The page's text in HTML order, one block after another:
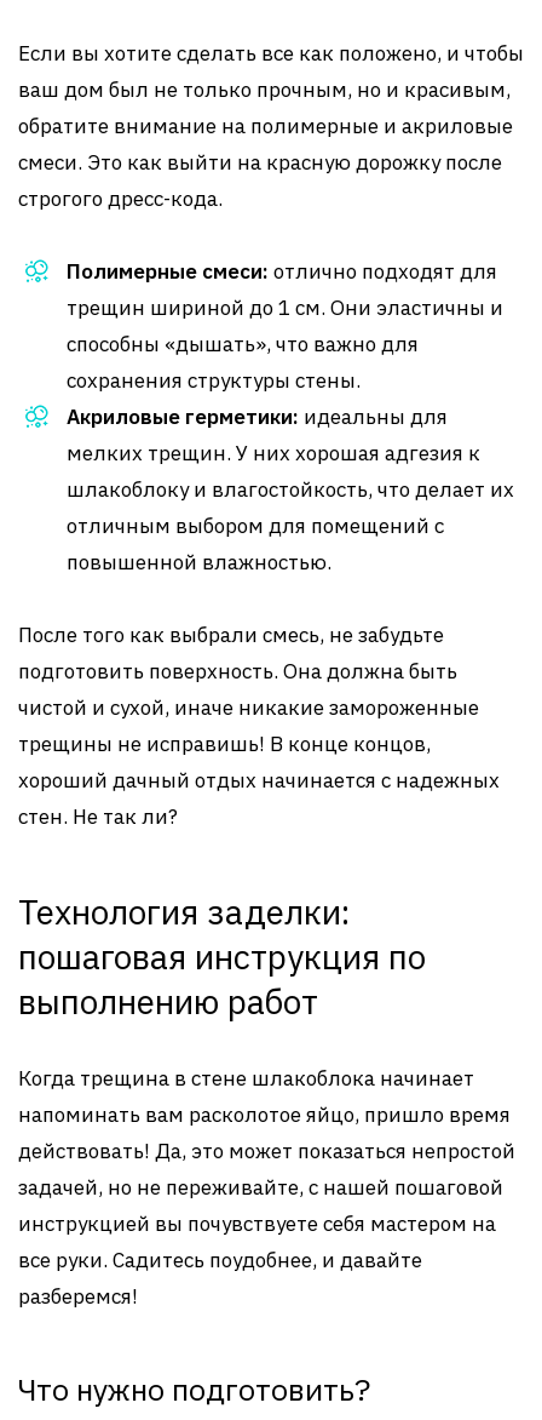
Если вы хотите сделать все как положено, и чтобы
ваш дом был не только прочным, но и красивым,
обратите внимание на полимерные и акриловые
смеси. Это как выйти на красную дорожку после
строгого дресс-кода.
Полимерные смеси: отлично подходят для
трещин шириной до 1 см. Они эластичны и
способны «дышать», что важно для
сохранения структуры стены.
Акриловые герметики: идеальны для
мелких трещин. У них хорошая адгезия к
шлакоблоку и влагостойкость, что делает их
отличным выбором для помещений с
повышенной влажностью.
После того как выбрали смесь, не забудьте
подготовить поверхность. Она должна быть
чистой и сухой, иначе никакие замороженные
трещины не исправишь! В конце концов,
хороший дачный отдых начинается с надежных
стен. Не так ли?
Технология заделки:
пошаговая инструкция по
выполнению работ
Когда трещина в стене шлакоблока начинает
напоминать вам расколотое яйцо, пришло время
действовать! Да, это может показаться непростой
задачей, но не переживайте, с нашей пошаговой
инструкцией вы почувствуете себя мастером на
все руки. Садитесь поудобнее, и давайте
разберемся!
Что нужно подготовить?